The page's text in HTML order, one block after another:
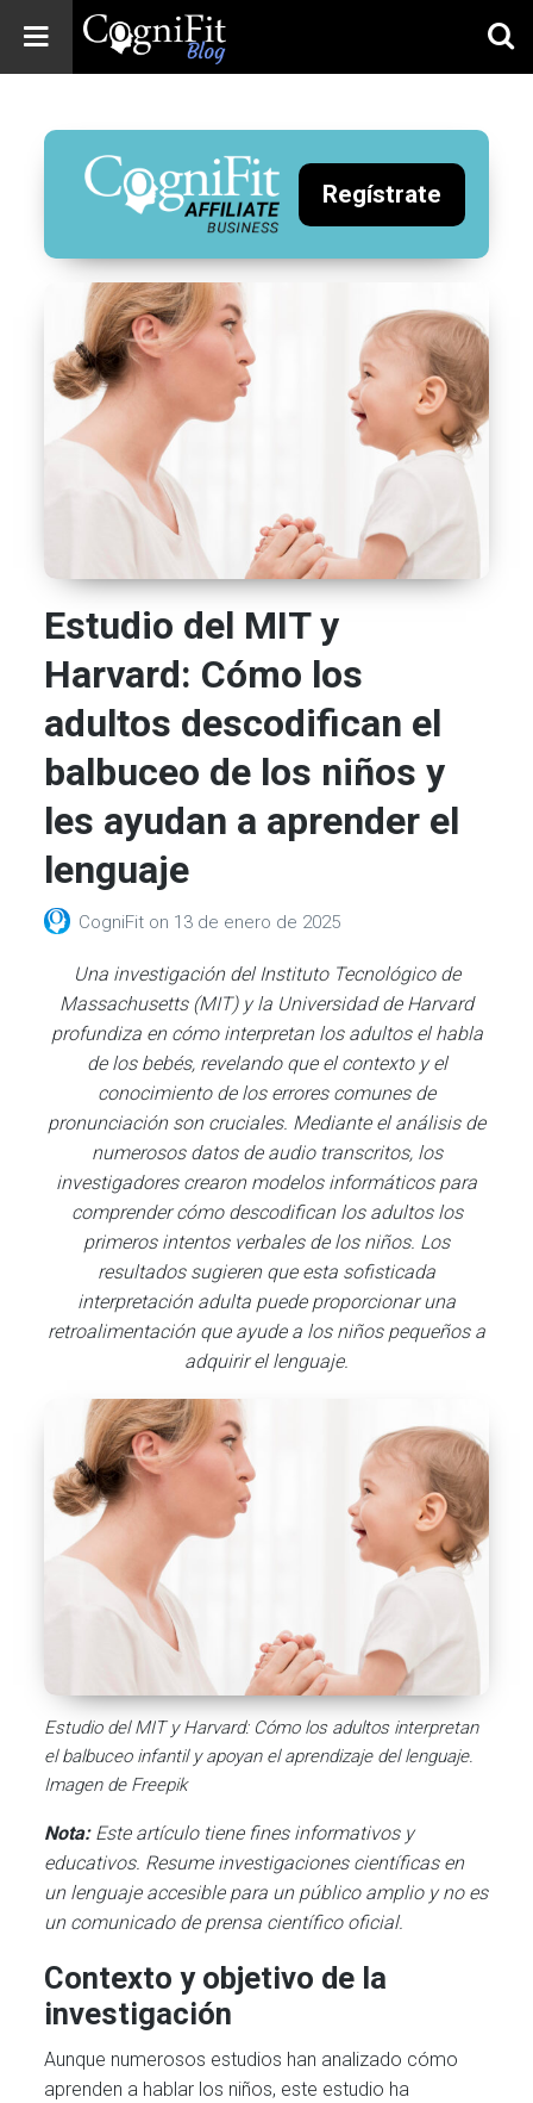
Blog: Brain
Health
News
Brain Training,
Mental Health, and
Wellness
Regístrate
Estudio del MIT y
Harvard: Cómo los
adultos descodifican el
balbuceo de los niños y
les ayudan a aprender el
lenguaje
CogniFit on 13 de enero de 2025
Una investigación del Instituto Tecnológico de
Massachusetts (MIT) y la Universidad de Harvard
profundiza en cómo interpretan los adultos el habla
de los bebés, revelando que el contexto y el
conocimiento de los errores comunes de
pronunciación son cruciales. Mediante el análisis de
numerosos datos de audio transcritos, los
investigadores crearon modelos informáticos para
comprender cómo descodifican los adultos los
primeros intentos verbales de los niños. Los
resultados sugieren que esta sofisticada
interpretación adulta puede proporcionar una
retroalimentación que ayude a los niños pequeños a
adquirir el lenguaje.
Estudio del MIT y Harvard: Cómo los adultos interpretan
el balbuceo infantil y apoyan el aprendizaje del lenguaje.
Imagen de Freepik
Nota:Este artículo tiene fines informativos y
educativos. Resume investigaciones científicas en
un lenguaje accesible para un público amplio y no es
un comunicado de prensa científico oficial.
Contexto y objetivo de la
investigación
Aunque numerosos estudios han analizado cómo
aprenden a hablar los niños, este estudio ha